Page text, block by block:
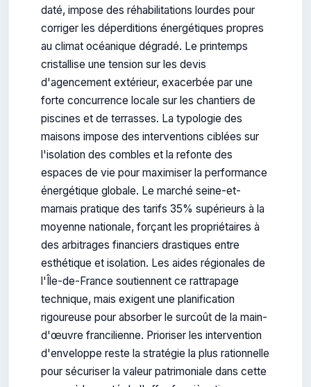
daté, impose des réhabilitations lourdes pour
corriger les déperditions énergétiques propres
au climat océanique dégradé. Le printemps
cristallise une tension sur les devis
d'agencement extérieur, exacerbée par une
forte concurrence locale sur les chantiers de
piscines et de terrasses. La typologie des
maisons impose des interventions ciblées sur
l'isolation des combles et la refonte des
espaces de vie pour maximiser la performance
énergétique globale. Le marché seine-et-
marnais pratique des tarifs 35% supérieurs à la
moyenne nationale, forçant les propriétaires à
des arbitrages financiers drastiques entre
esthétique et isolation. Les aides régionales de
l'Île-de-France soutiennent ce rattrapage
technique, mais exigent une planification
rigoureuse pour absorber le surcoût de la main-
d'œuvre francilienne. Prioriser les intervention
d'enveloppe reste la stratégie la plus rationnelle
pour sécuriser la valeur patrimoniale dans cette